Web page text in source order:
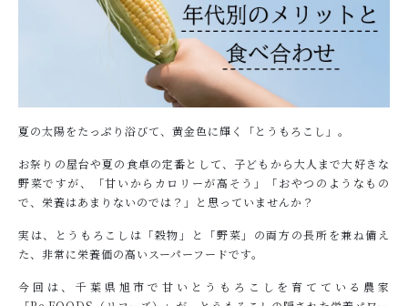
PRIVACY
プライバシーポリシー
お問い合わせ
夏の太陽をたっぷり浴びて、黄金色に輝く「とうもろこし」。
お祭りの屋台や夏の食卓の定番として、子どもから大人まで大好きな
野菜ですが、「甘いからカロリーが高そう」「おやつのようなもの
で、栄養はあまりないのでは？」と思っていませんか？
実は、とうもろこしは「穀物」と「野菜」の両方の長所を兼ね備え
た、非常に栄養価の高いスーパーフードです。
今回は、千葉県旭市で甘いとうもろこしを育てている農家